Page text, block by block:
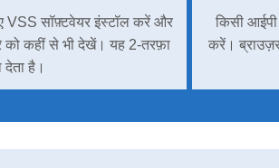
VSS सॉफ़्टवेयर इंस्टॉल करें और
को कहीं से भी देखें। यह 2-तरफ़ा
है।
किसी
करें।